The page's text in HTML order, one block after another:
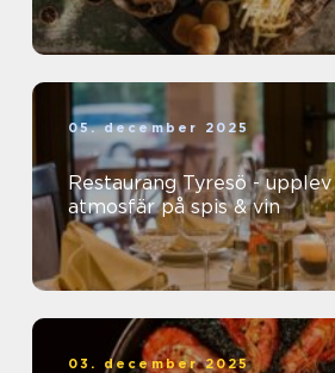
05. december 2025
Restaurang Tyresö -
atmosfär på spis & vin
03. december 2025